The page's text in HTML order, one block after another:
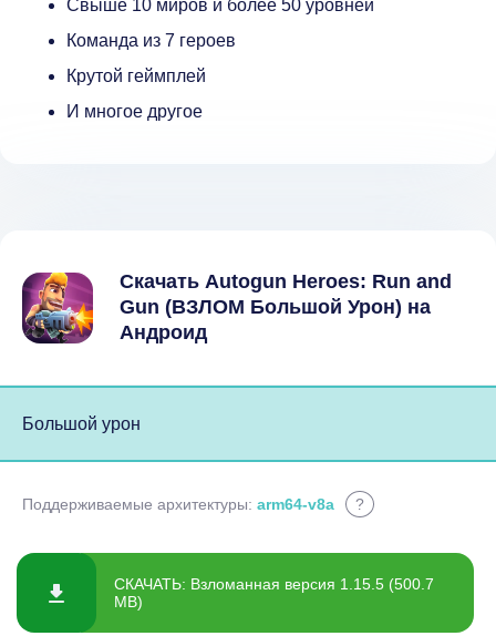
Свыше 10 миров и более 50 уровней
Команда из 7 героев
Крутой геймплей
И многое другое
Скачать Autogun Heroes: Run and
Gun (ВЗЛОМ Большой Урон) на
Андроид
Большой урон
Поддерживаемые архитектуры: arm64-v8a ?
СКАЧАТЬ: Взломанная версия 1.15.5 (500.7
MB)